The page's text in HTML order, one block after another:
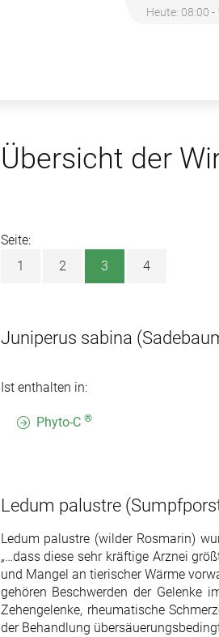
Heute: 08:00 -
Übersicht der
Seite:
1
2 3 4
Juniperus sabina
Ist enthalten in:
Phyto-C ®
Ledum palustre
Ledum palustre (wilder Rosmarin)
„…dass diese sehr kräftige Arznei
und Mangel an tierischer Wärme
gehören Beschwerden der Gelenke
Zehengelenke, rheumatische
der Behandlung